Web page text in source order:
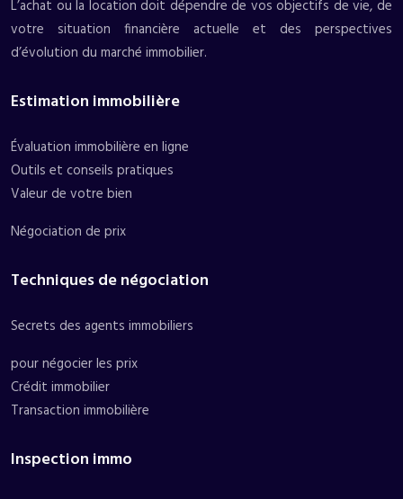
L’achat ou la location doit dépendre de vos objectifs de vie, de
votre situation financière actuelle et des perspectives
d’évolution du marché immobilier.
Estimation immobilière
Évaluation immobilière en ligne
Outils et conseils pratiques
Valeur de votre bien
Négociation de prix
Techniques de négociation
Secrets des agents immobiliers
pour négocier les prix
Crédit immobilier
Transaction immobilière
Inspection immo